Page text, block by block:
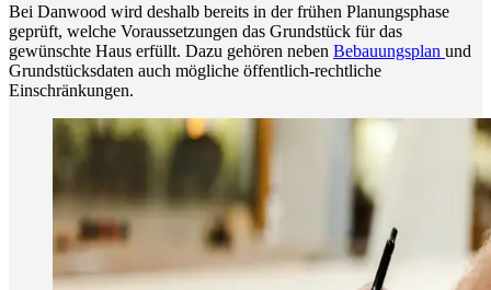
Bei Danwood wird deshalb bereits in der frühen Planungsphase
geprüft, welche Voraussetzungen das Grundstück für das
gewünschte Haus erfüllt. Dazu gehören neben Bebauungsplan und
Grundstücksdaten auch mögliche öffentlich-rechtliche
Einschränkungen.